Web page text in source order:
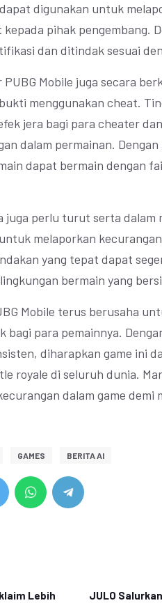
digunakan untuk
pihak pengembang.
dan ditindak sesuai
Mobile juga secara
menggunakan cheat.
jera bagi para cheater
dalam permainan.
dapat bermain dengan
juga perlu turut serta dalam
melaporkan
yang tepat dapat
bermain yang
Mobile terus berusaha
bagi para pemainnya.
diharapkan game ini
royale di seluruh dunia.
dalam game
GAMES BERITA AI
Lebih
JULO